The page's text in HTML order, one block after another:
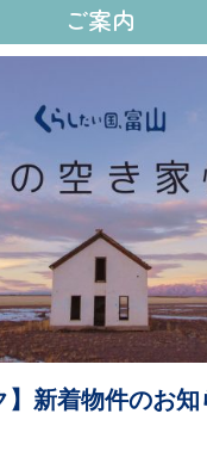
ご案内
】新着物件のお